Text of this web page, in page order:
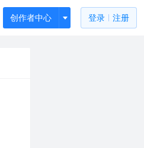
创作者中心 登录 注册